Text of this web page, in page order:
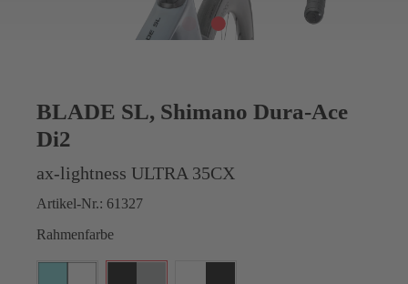
BLADE SL, Shimano Dura-Ace
Di2
ax-lightness ULTRA 35CX
Artikel-Nr.: 61327
Rahmenfarbe